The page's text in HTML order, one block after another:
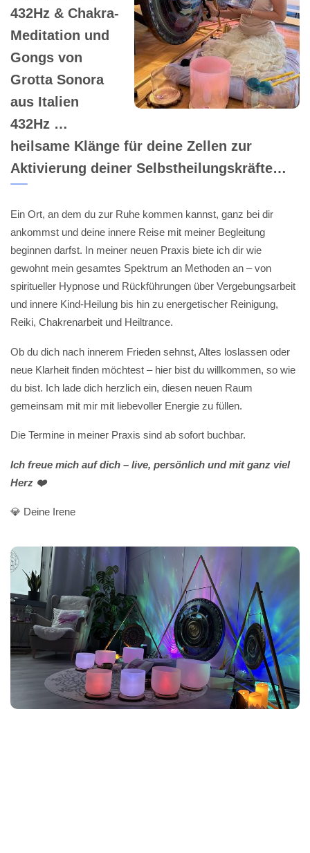
432Hz & Chakra-
Meditation und
Gongs von
Grotta Sonora
aus Italien
432Hz …
heilsame Klänge für deine Zellen zur
Aktivierung deiner Selbstheilungskräfte…
Ein Ort, an dem du zur Ruhe kommen kannst, ganz bei dir
ankommst und deine innere Reise mit meiner Begleitung
beginnen darfst. In meiner neuen Praxis biete ich dir wie
gewohnt mein gesamtes Spektrum an Methoden an – von
spiritueller Hypnose und Rückführungen über Vergebungsarbeit
und innere Kind-Heilung bis hin zu energetischer Reinigung,
Reiki, Chakrenarbeit und Heiltrance.
Ob du dich nach innerem Frieden sehnst, Altes loslassen oder
neue Klarheit finden möchtest – hier bist du willkommen, so wie
du bist. Ich lade dich herzlich ein, diesen neuen Raum
gemeinsam mit mir mit liebevoller Energie zu füllen.
Die Termine in meiner Praxis sind ab sofort buchbar.
Ich freue mich auf dich – live, persönlich und mit ganz viel
Herz ❤️
💎 Deine Irene